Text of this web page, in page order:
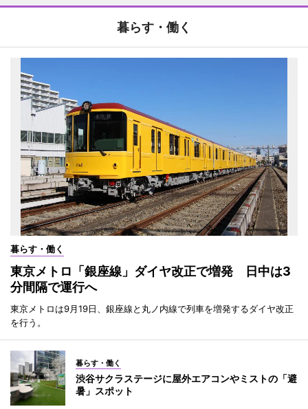
暮らす・働く
暮らす・働く
東京メトロ「銀座線」ダイヤ改正で増発 日中は3
分間隔で運行へ
東京メトロは9月19日、銀座線と丸ノ内線で列車を増発するダイヤ改正
を行う。
暮らす・働く
渋谷サクラステージに屋外エアコンやミストの「避
暑」スポット